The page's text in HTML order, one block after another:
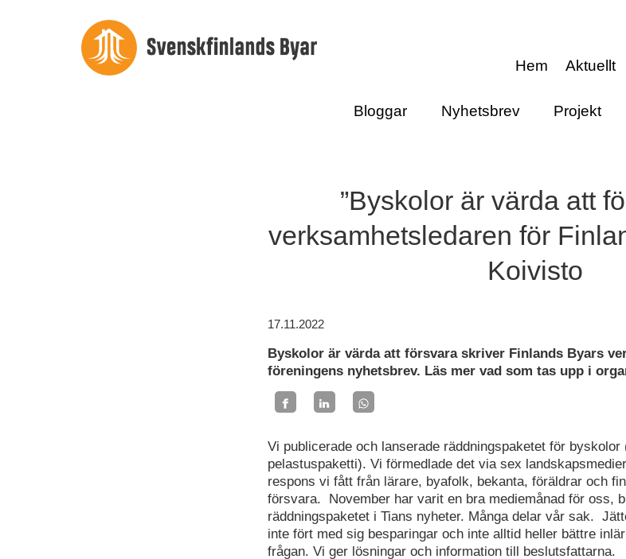
Hem Aktuellt
Bloggar Nyhetsbrev Projekt
”Byskolor är värda att
verksamhetsledaren för
Koivisto
17.11.2022
Byskolor är värda att försvara skriver Finlands Byars
föreningens nyhetsbrev. Läs mer vad som tas upp i
Vi publicerade och lanserade räddningspaketet för byskolor
pelastuspaketti). Vi förmedlade det via sex
respons vi fått från lärare, byafolk, bekanta, föräldrar och
försvara. November har varit en bra mediemånad för oss,
räddningspaketet i Tians nyheter. Många delar vår sak.
inte fört med sig besparingar och inte alltid heller bättre
frågan. Vi ger lösningar och information till beslutsfattarna.